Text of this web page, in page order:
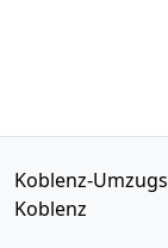
Koblenz-
Koblenz